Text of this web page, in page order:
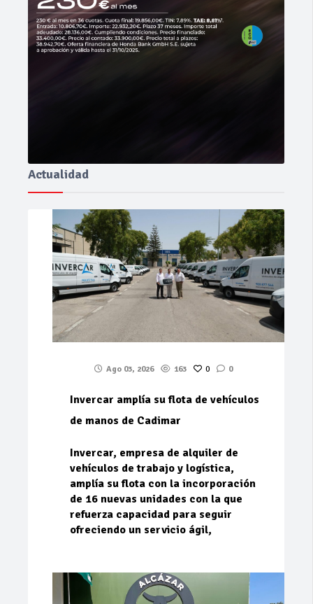
Actualidad
Ago 03, 2026 163 0 0
Invercar amplía su flota de vehículos
de manos de Cadimar
Invercar, empresa de alquiler de
vehículos de trabajo y logística,
amplía su flota con la incorporación
de 16 nuevas unidades con la que
refuerza capacidad para seguir
ofreciendo un servicio ágil,